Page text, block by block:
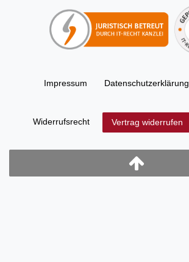
Impressum Daten­schutz­erklärung
Widerrufs­recht Vertrag widerrufen